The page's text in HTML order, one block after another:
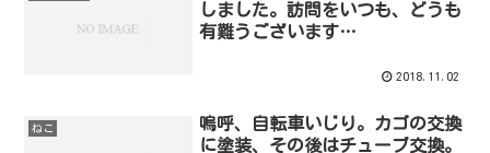
しました。訪問をいつも、どうも
有難うございます…
2018.11.02
ねこ
嗚呼、自転車いじり。カゴの交換
に塗装、その後はチューブ交換。